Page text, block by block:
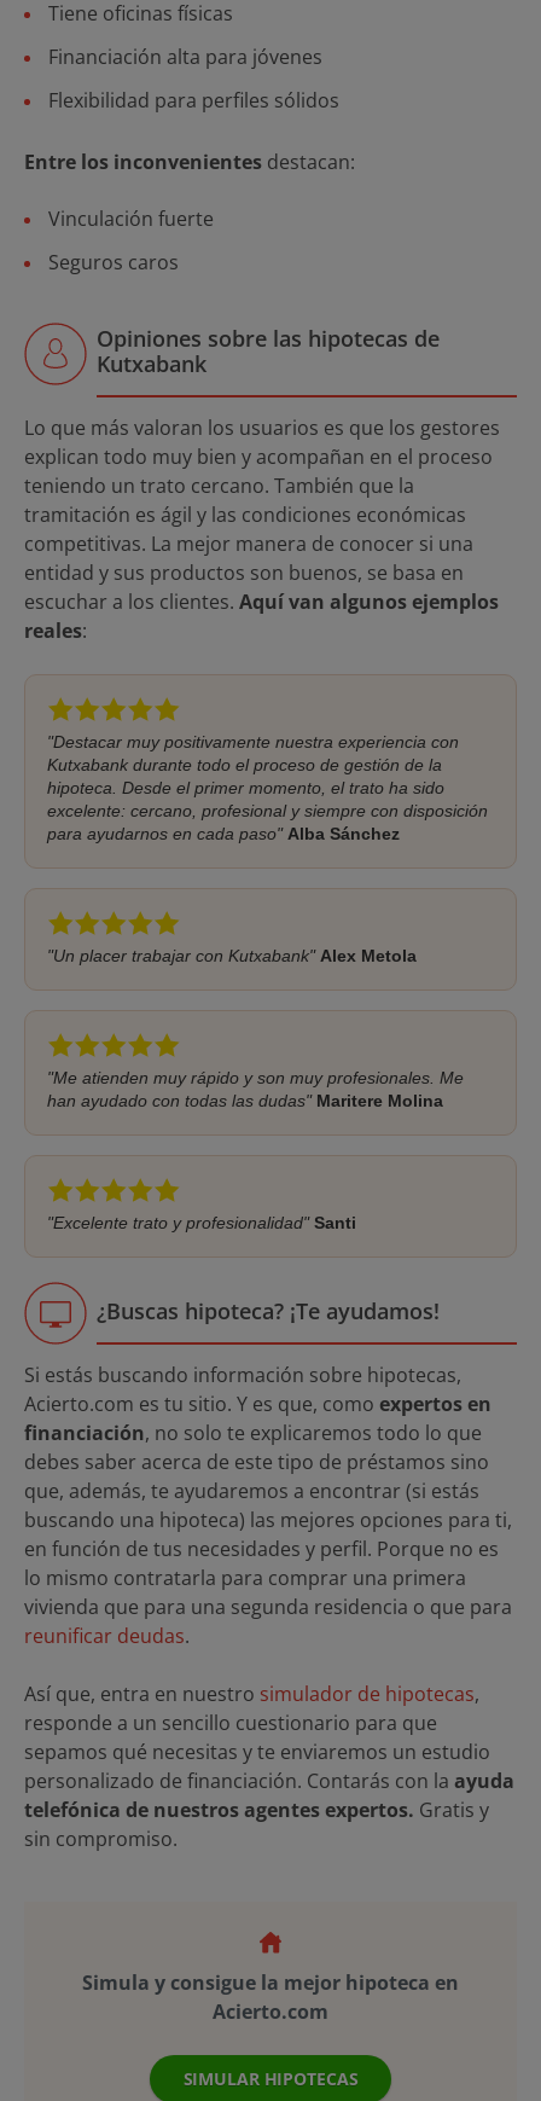
Tiene oficinas físicas
Financiación alta para jóvenes
Flexibilidad para perfiles sólidos
Entre los inconvenientes destacan:
Vinculación fuerte
Seguros caros
Opiniones sobre las hipotecas de
Kutxabank
Lo que más valoran los usuarios es que los gestores
explican todo muy bien y acompañan en el proceso
teniendo un trato cercano. También que la
tramitación es ágil y las condiciones económicas
competitivas. La mejor manera de conocer si una
entidad y sus productos son buenos, se basa en
escuchar a los clientes. Aquí van algunos ejemplos
reales:
"Destacar muy positivamente nuestra experiencia con
Kutxabank durante todo el proceso de gestión de la
hipoteca. Desde el primer momento, el trato ha sido
excelente: cercano, profesional y siempre con disposición
para ayudarnos en cada paso" Alba Sánchez
"Un placer trabajar con Kutxabank" Alex Metola
"Me atienden muy rápido y son muy profesionales. Me
han ayudado con todas las dudas" Maritere Molina
"Excelente trato y profesionalidad"Santi
¿Buscas hipoteca? ¡Te ayudamos!
Si estás buscando información sobre hipotecas,
Acierto.com es tu sitio. Y es que, como expertos en
financiación, no solo te explicaremos todo lo que
debes saber acerca de este tipo de préstamos sino
que, además, te ayudaremos a encontrar (si estás
buscando una hipoteca) las mejores opciones para ti,
en función de tus necesidades y perfil. Porque no es
lo mismo contratarla para comprar una primera
vivienda que para una segunda residencia o que para
reunificar deudas.
Así que, entra en nuestro simulador de hipotecas,
responde a un sencillo cuestionario para que
sepamos qué necesitas y te enviaremos un estudio
personalizado de financiación. Contarás con la ayuda
telefónica de nuestros agentes expertos. Gratis y
sin compromiso.
Simula y consigue la mejor hipoteca en
Acierto.com
SIMULAR HIPOTECAS